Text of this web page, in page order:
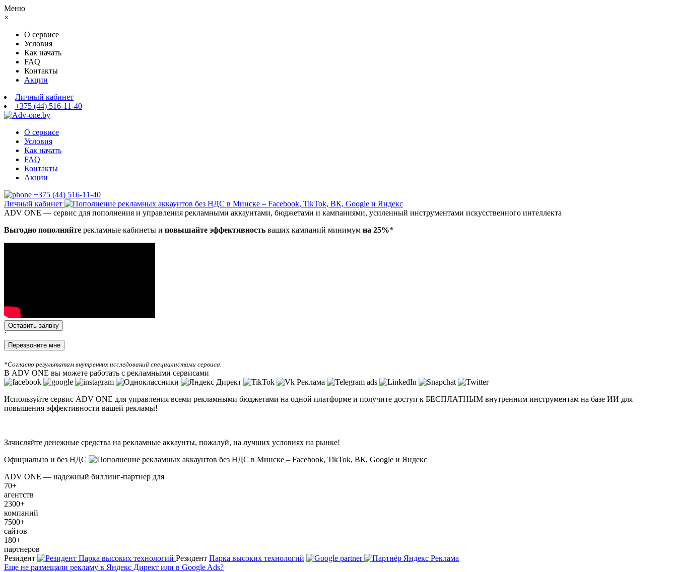
Меню
×
О сервисе
Условия
Как начать
FAQ
Контакты
Акции
Личный кабинет
+375 (44) 516-11-40
О сервисе
Условия
Как начать
FAQ
Контакты
Акции
+375 (44) 516-11-40
Личный кабинет
ADV ONE — сервис для пополнения и управления рекламными аккаунтами, бюджетами и кампаниями, усиленный инструментами искусственного интеллекта
Выгодно пополняйте рекламные кабинеты и повышайте эффективность ваших кампаний минимум на 25%*
Оставить заявку
`
Перезвоните мне
*Согласно результатам внутренних исследований специалистами сервиса.
В ADV ONE вы можете работать с рекламными сервисами
Используйте сервис ADV ONE для управления всеми рекламными бюджетами на одной платформе и получите доступ к БЕСПЛАТНЫМ внутренним инструментам на базе ИИ для
повышения эффективности вашей рекламы!
Зачисляйте денежные средства на рекламные аккаунты, пожалуй, на лучших условиях на рынке!
Официально и без НДС
ADV ONE — надежный биллинг-партнер для
70+
агентств
2300+
компаний
7500+
сайтов
180+
партнеров
Резидент
Резидент Парка высоких технологий
Еще не размещали рекламу в Яндекс Директ или в Google Ads?